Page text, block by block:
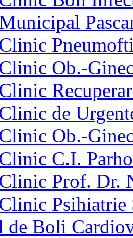
Ob.-
de
Ob.-
C.I.
Prof. Dr.
Psihiatrie
Boli